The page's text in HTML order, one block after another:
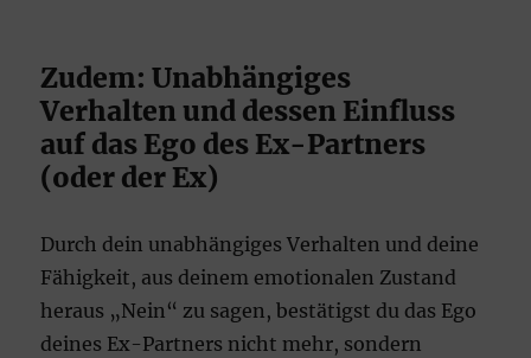
Zudem: Unabhängiges
Verhalten und dessen Einfluss
auf das Ego des Ex-Partners
(oder der Ex)
Durch dein unabhängiges Verhalten und deine
Fähigkeit, aus deinem emotionalen Zustand
heraus „Nein“ zu sagen, bestätigst du das Ego
deines Ex-Partners nicht mehr, sondern